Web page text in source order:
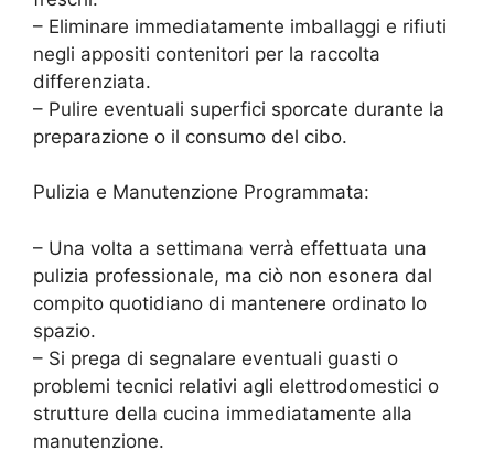
– Eliminare immediatamente imballaggi e rifiuti
negli appositi contenitori per la raccolta
differenziata.
– Pulire eventuali superfici sporcate durante la
preparazione o il consumo del cibo.
Pulizia e Manutenzione Programmata:
– Una volta a settimana verrà effettuata una
pulizia professionale, ma ciò non esonera dal
compito quotidiano di mantenere ordinato lo
spazio.
– Si prega di segnalare eventuali guasti o
problemi tecnici relativi agli elettrodomestici o
strutture della cucina immediatamente alla
manutenzione.